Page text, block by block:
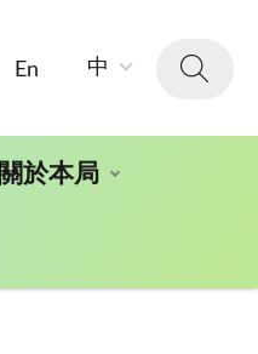
En 中
關於本局